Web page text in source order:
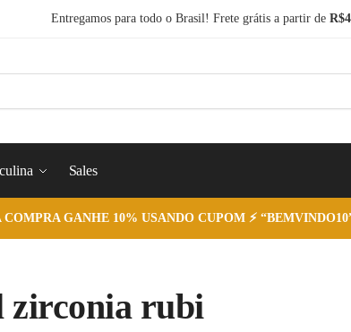
Entregamos para todo o Brasil! Frete grátis a partir de
Sales
GANHE 10% USANDO CUPOM ⚡
zirconia rubi